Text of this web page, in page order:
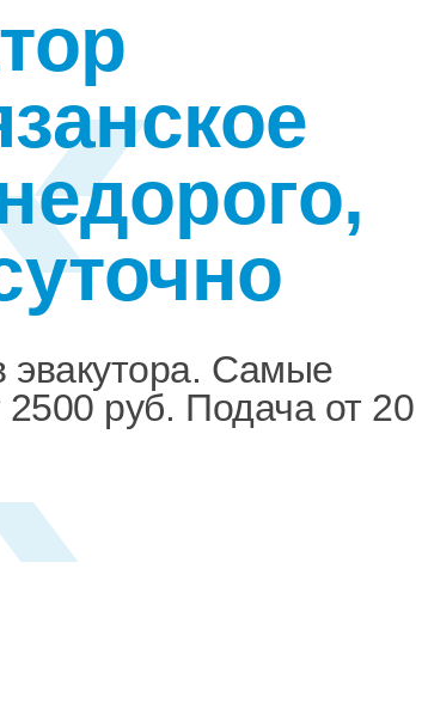
Самые
2500 руб. Подача от 20